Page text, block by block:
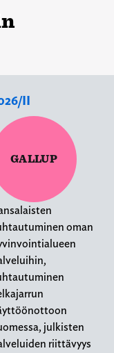
II
GALLUP
oman
julkisten
riittävyys